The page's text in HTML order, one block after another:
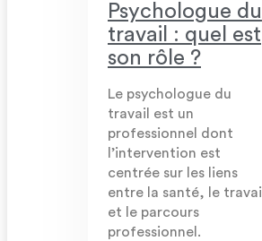
Psychologue du
travail : quel est
son rôle ?
Le psychologue du
travail est un
professionnel dont
l’intervention est
centrée sur les liens
entre la santé, le travail
et le parcours
professionnel.